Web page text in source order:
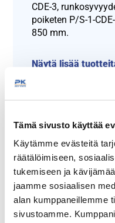
Tämä sivusto käyttää
Käytämme evästeitä
räätälöimiseen,
tukemiseen ja
jaamme sosiaalisen
alan kumppaneillemme
sivustoamme.
CDE-3,
poiketen P/S-1-
850 mm.
Näytä lisää